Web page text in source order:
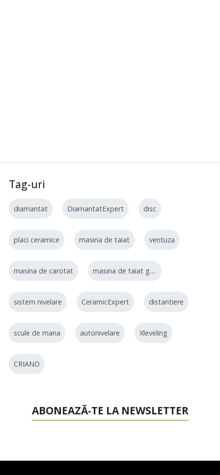
Tag-uri
diamantat DiamantatExpert disc
placi ceramice masina de taiat ventuza
masina de carotat masina de taiat gresie
sistem nivelare CeramicExpert distantiere
scule de mana autonivelare Xleveling
CRIANO
ABONEAZĂ-TE LA NEWSLETTER